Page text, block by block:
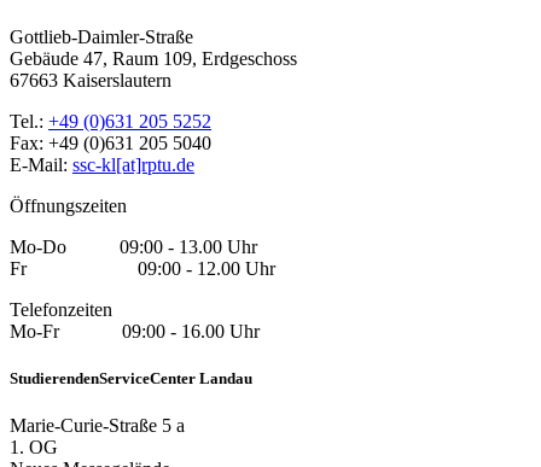
Gottlieb-Daimler-Straße
Gebäude 47, Raum 109, Erdgeschoss
67663 Kaiserslautern
Tel.: +49 (0)631 205 5252
Fax: +49 (0)631 205 5040
E-Mail: ssc-kl[at]rptu.de
Öffnungszeiten
Mo-Do 09:00 - 13.00 Uhr
Fr 09:00 - 12.00 Uhr
Telefonzeiten
Mo-Fr 09:00 - 16.00 Uhr
StudierendenServiceCenter Landau
Marie-Curie-Straße 5 a
1. OG